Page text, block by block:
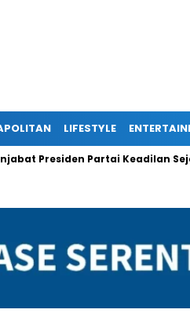
LIFESTYLE
Partai Keadilan Sejahtera